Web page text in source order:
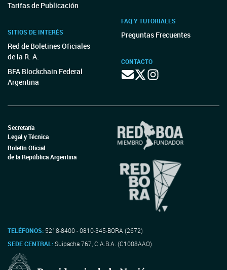
Tarifas de Publicación
SITIOS DE INTERÉS
Red de Boletines Oficiales
de la R. A.
BFA Blockchain Federal
Argentina
FAQ Y TUTORIALES
Preguntas Frecuentes
CONTACTO
Secretaría
Legal y Técnica
Boletín Oficial
de la República Argentina
TELÉFONOS: 5218-8400 - 0810-345-BORA (2672)
SEDE CENTRAL:Suipacha 767, C.A.B.A. (C1008AAO)